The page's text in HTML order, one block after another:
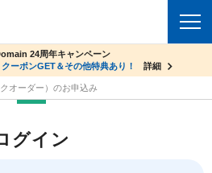
バーV2ビジネス応援キャンペーン
料金1年間無料
詳細
24周年キャンペーン
クーポンGET＆その他特典あり！ 詳細
ン
オーダー）のお申込み
グイン